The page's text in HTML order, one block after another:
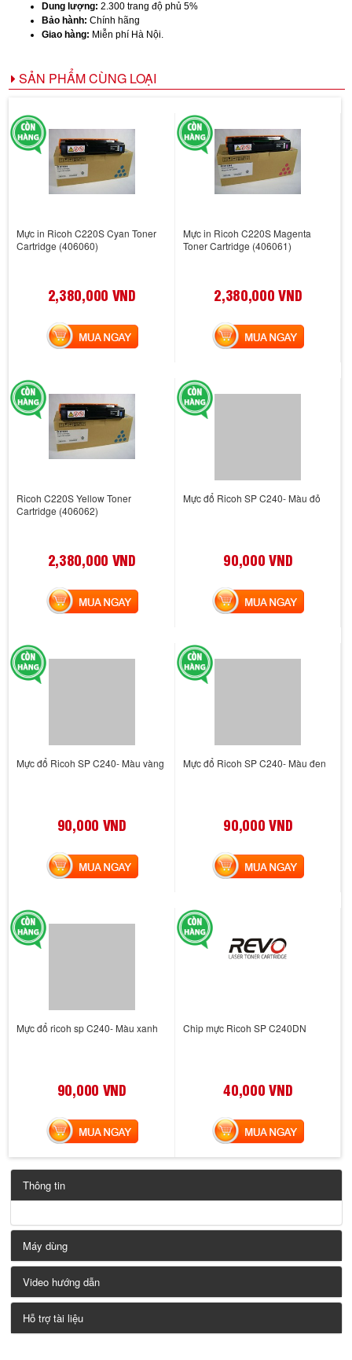
Dung lượng: 2.300 trang độ phủ 5%
Bảo hành: Chính hãng
Giao hàng: Miễn phí Hà Nội.
SẢN PHẨM CÙNG LOẠI
Mực in Ricoh C220S Cyan Toner
Cartridge (406060)
2,380,000 VND
MUA NGAY
Mực in Ricoh C220S Magenta
Toner Cartridge (406061)
2,380,000 VND
MUA NGAY
Ricoh C220S Yellow Toner
Cartridge (406062)
2,380,000 VND
MUA NGAY
Mực đổ Ricoh SP C240- Màu đỏ
90,000 VND
MUA NGAY
Mực đổ Ricoh SP C240- Màu vàng
90,000 VND
MUA NGAY
Mực đổ Ricoh SP C240- Màu đen
90,000 VND
MUA NGAY
Mực đổ ricoh sp C240- Màu xanh
90,000 VND
MUA NGAY
Chip mực Ricoh SP C240DN
40,000 VND
MUA NGAY
Thông tin
Máy dùng
Video hướng dẫn
Hỗ trợ tài liệu